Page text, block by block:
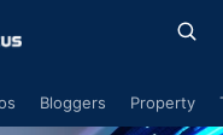
Bloggers Property